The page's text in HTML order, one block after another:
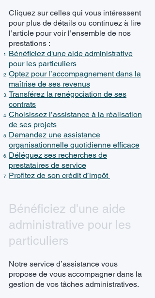
Cliquez sur celles qui vous intéressent
pour plus de détails ou continuez à lire
l’article pour voir l’ensemble de nos
prestations :
Bénéficiez d'une aide administrative
pour les particuliers
Optez pour l’accompagnement dans la
maîtrise de ses revenus
Transférez la renégociation de ses
contrats
Choisissez l’assistance à la réalisation
de ses projets
Demandez une assistance
organisationnelle quotidienne efficace
Déléguez ses recherches de
prestataires de service
Profitez de son crédit d’impôt
Bénéficiez d'une aide
administrative pour les
particuliers
Notre service d’assistance vous
propose de vous accompagner dans la
gestion de vos tâches administratives.